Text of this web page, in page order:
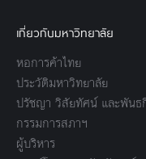
เกี่ยวกับมหาวิทยาลัย
หอการค้าไทย
ประวัติมหาวิทยาลัย
ปรัชญา วิสัยทัศน์ และพันธ
กรรมการสภาฯ
ผู้บริหาร